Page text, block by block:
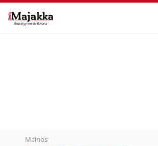
Mainos